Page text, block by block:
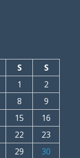
S
S
1
2
8
9
15
16
22
23
29
30